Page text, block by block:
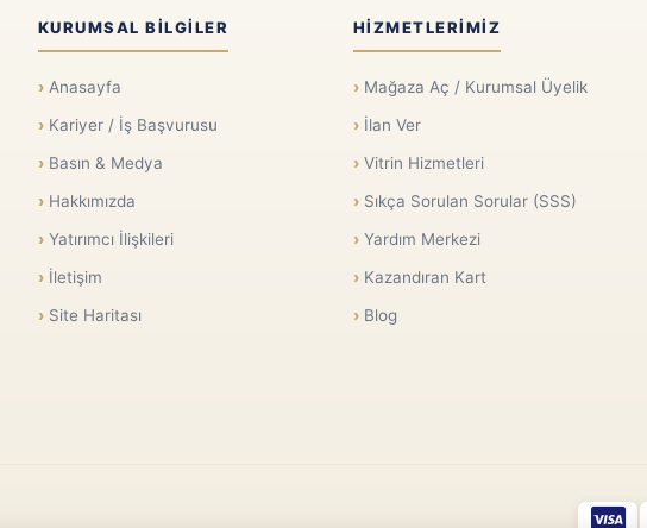
KURUMSAL BILGILER
Anasayfa
Kariyer / İş Başvurusu
Basın & Medya
Hakkımızda
Yatırımcı İlişkileri
İletişim
Site Haritası
HIZMETLERIMIZ
Mağaza Aç / Kurumsal Üyelik
İlan Ver
Vitrin Hizmetleri
Sıkça Sorulan Sorular (SSS)
Yardım Merkezi
Kazandıran Kart
Blog